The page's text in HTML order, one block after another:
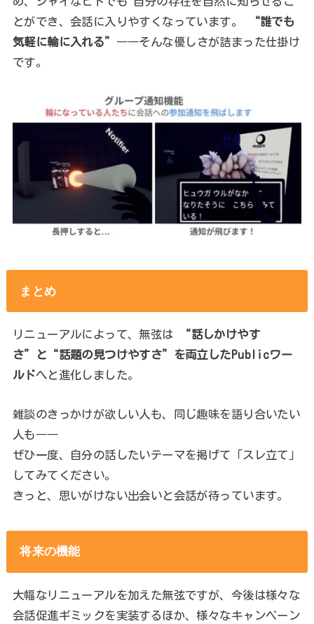
とができ、会話に入りやすくなっています。
“誰でも
気軽に輪に入れる” ――そんな優しさが詰まった仕掛け
です。
まとめ
リニューアルによって、無弦は
“話しかけやす
さ”と“話題の見つけやすさ”を両立したPublicワー
ルドへと進化しました。
雑談のきっかけが欲しい人も、同じ趣味を語り合いたい
人も――
ぜひ一度、自分の話したいテーマを掲げて「スレ立て」
してみてください。
きっと、思いがけない出会いと会話が待っています。
将来の機能
大幅なリニューアルを加えた無弦ですが、今後は様々な
会話促進ギミックを実装するほか、様々なキャンペーン